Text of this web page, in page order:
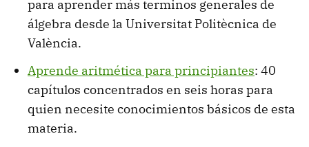
para aprender más terminos generales de
álgebra desde la Universitat Politècnica de
València.
Aprende aritmética para principiantes: 40
capítulos concentrados en seis horas para
quien necesite conocimientos básicos de esta
materia.